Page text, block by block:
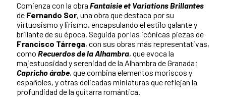
Comienza con la obra Fantaisie et Variations Brillantes
de Fernando Sor, una obra que destaca por su
virtuosismo y lirismo, encapsulando el estilo galante y
brillante de su época. Seguida por las icónicas piezas de
Francisco Tárrega, con sus obras más representativas,
como Recuerdos de la Alhambra, que evoca la
majestuosidad y serenidad de la Alhambra de Granada;
Capricho árabe, que combina elementos moriscos y
españoles, y otras delicadas miniaturas que reflejan la
profundidad de la guitarra romántica.